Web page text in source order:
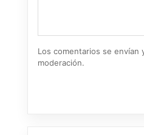
Los comentarios se envían
moderación.